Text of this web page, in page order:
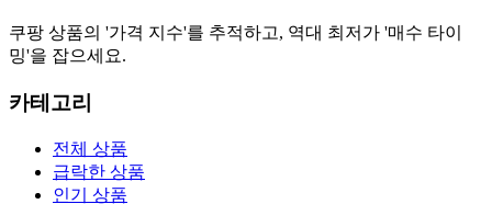
쿠팡 상품의 '가격 지수'를 추적하고, 역대 최저가 '매수 타이
밍'을 잡으세요.
카테고리
전체 상품
급락한 상품
인기 상품